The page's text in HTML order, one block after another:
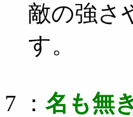
敵の強さ
す。
7 ： 名も無